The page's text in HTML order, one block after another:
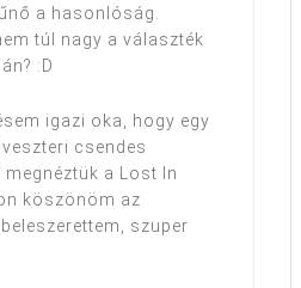
a hasonlóság.
túl nagy a választék
:D
igazi oka, hogy egy
csendes
a Lost In
köszönöm az
szuper